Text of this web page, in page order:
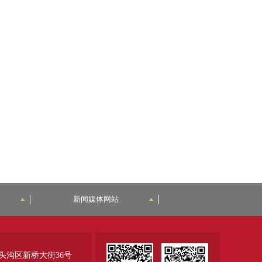
新闻媒体网站
沟区新桥大街36号